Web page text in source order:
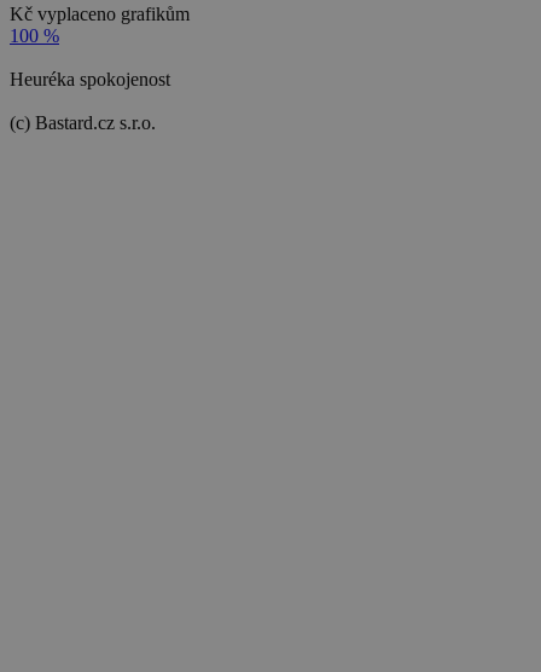
Kč vyplaceno grafikům
100 %
Heuréka spokojenost
(c) Bastard.cz s.r.o.